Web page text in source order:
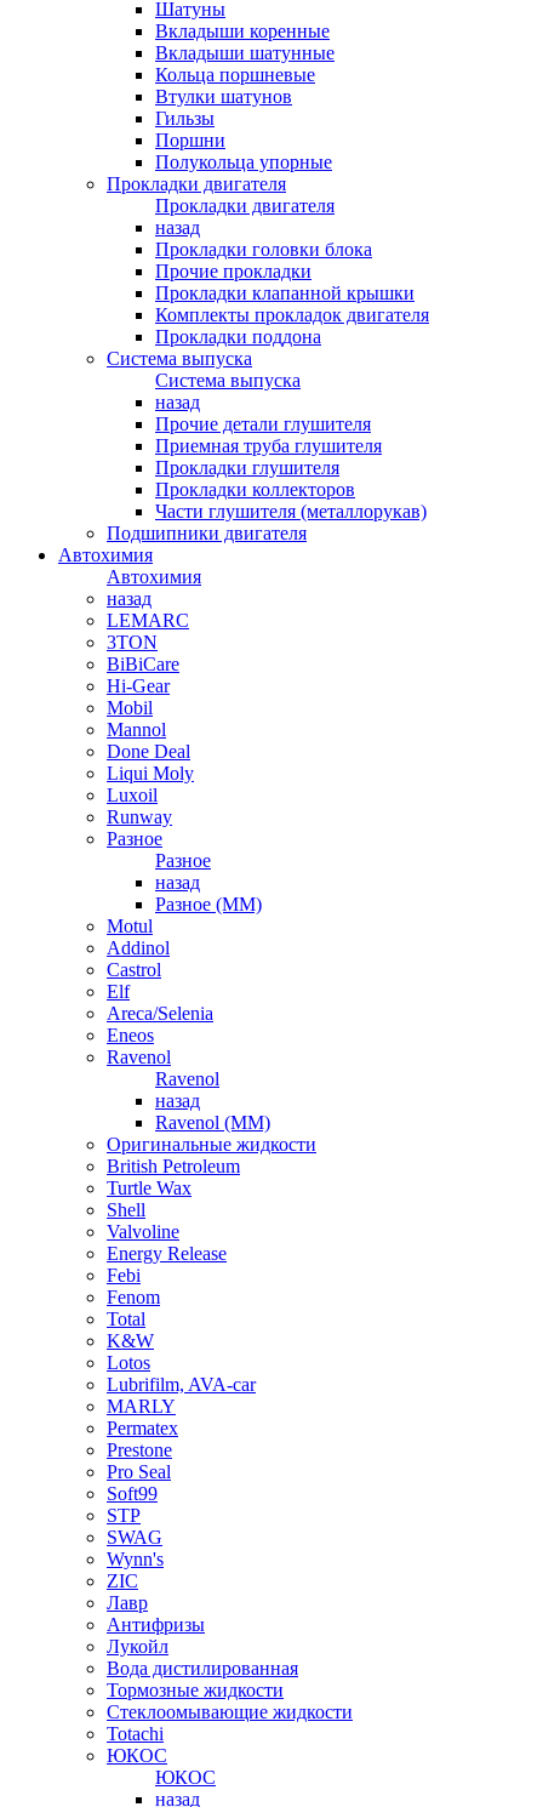
Шатуны
Вкладыши коренные
Вкладыши шатунные
Кольца поршневые
Втулки шатунов
Гильзы
Поршни
Полукольца упорные
Прокладки двигателя
Прокладки двигателя
назад
Прокладки головки блока
Прочие прокладки
Прокладки клапанной крышки
Комплекты прокладок двигателя
Прокладки поддона
Система выпуска
Система выпуска
назад
Прочие детали глушителя
Приемная труба глушителя
Прокладки глушителя
Прокладки коллекторов
Части глушителя (металлорукав)
Подшипники двигателя
Автохимия
Автохимия
назад
LEMARC
3TON
BiBiCare
Hi-Gear
Mobil
Mannol
Done Deal
Liqui Moly
Luxoil
Runway
Разное
Разное
назад
Разное (ММ)
Motul
Addinol
Castrol
Elf
Areca/Selenia
Eneos
Ravenol
Ravenol
назад
Ravenol (ММ)
Оригинальные жидкости
British Petroleum
Turtle Wax
Shell
Valvoline
Energy Release
Febi
Fenom
Total
K&W
Lotos
Lubrifilm, AVA-car
MARLY
Permatex
Prestone
Pro Seal
Soft99
STP
SWAG
Wynn's
ZIC
Лавр
Антифризы
Лукойл
Вода дистилированная
Тормозные жидкости
Стеклоомывающие жидкости
Totachi
ЮКОС
ЮКОС
назад